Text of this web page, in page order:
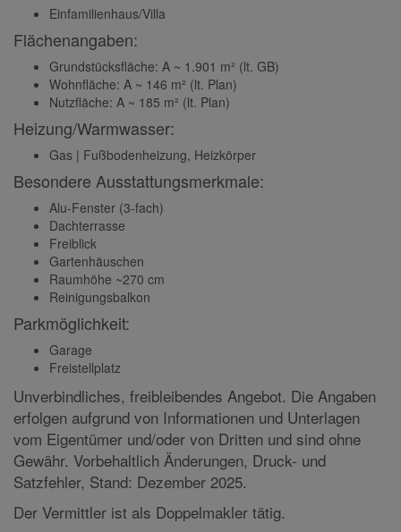
Einfamilienhaus/Villa
Flächenangaben:
Grundstücksfläche: A ~ 1.901 m² (lt. GB)
Wohnfläche: A ~ 146 m² (lt. Plan)
Nutzfläche: A ~ 185 m² (lt. Plan)
Heizung/Warmwasser:
Gas | Fußbodenheizung, Heizkörper
Besondere Ausstattungsmerkmale:
Alu-Fenster (3-fach)
Dachterrasse
Freiblick
Gartenhäuschen
Raumhöhe ~270 cm
Reinigungsbalkon
Parkmöglichkeit:
Garage
Freistellplatz
Unverbindliches, freibleibendes Angebot. Die Angaben
erfolgen aufgrund von Informationen und Unterlagen
vom Eigentümer und/oder von Dritten und sind ohne
Gewähr. Vorbehaltlich Änderungen, Druck- und
Satzfehler, Stand: Dezember 2025.
Der Vermittler ist als Doppelmakler tätig.